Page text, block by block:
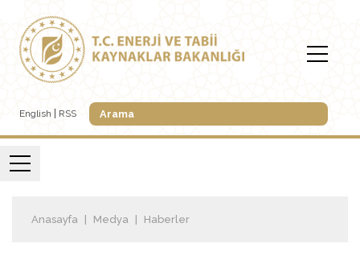
English RSS
Anasayfa Medya Haberler